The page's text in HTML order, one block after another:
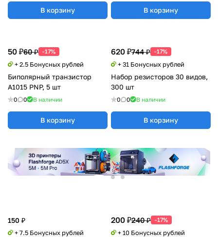
В корзину
50 ₽60 ₽ -17%
+ 2.5 Бонусных рублей
Биполярный транзистор
A1015 PNP, 5 шт
0 0 В наличии
В корзину
620 ₽744 ₽ -17%
+ 31 Бонусных рублей
Набор резисторов 30 видов,
300 шт
0 0 В наличии
В корзину
150 ₽
+ 7.5 Бонусных рублей
200 ₽240 ₽ -17%
+ 10 Бонусных рублей
В корзину